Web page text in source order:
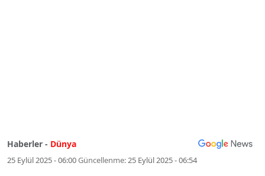
Haberler - Dünya
25 Eylül 2025 - 06:00Güncellenme:25 Eylül 2025 - 06:54